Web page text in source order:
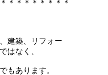
＊＊＊＊＊＊＊＊
建築、リフォー
はなく、
もあります。